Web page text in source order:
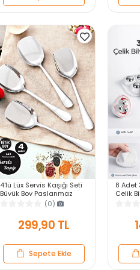
4'lü Lüx Servis Kaşığı Seti
Büyük Boy Paslanmaz
Çelik Kaşık Salata Yemek
Mutfak Kaşığı
(0)
299,90 TL
Sepete Ekle
8 Adet
Çelik
Yük
Eşya